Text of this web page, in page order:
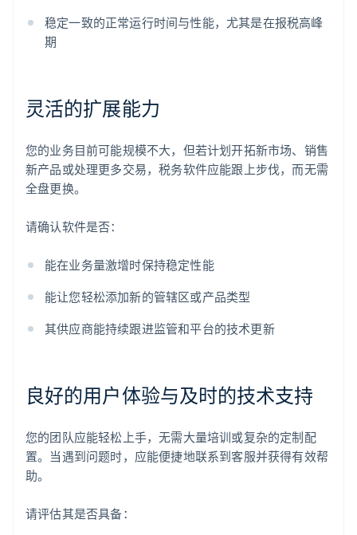
稳定一致的正常运行时间与性能，尤其是在报税高峰
期
灵活的扩展能力
您的业务目前可能规模不大，但若计划开拓新市场、销售
新产品或处理更多交易，税务软件应能跟上步伐，而无需
全盘更换。
请确认软件是否：
能在业务量激增时保持稳定性能
能让您轻松添加新的管辖区或产品类型
其供应商能持续跟进监管和平台的技术更新
良好的用户体验与及时的技术支持
您的团队应能轻松上手，无需大量培训或复杂的定制配
置。当遇到问题时，应能便捷地联系到客服并获得有效帮
助。
请评估其是否具备：